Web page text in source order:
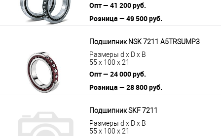
Опт — 41 200 руб.
Розница — 49 500 руб.
Подшипник NSK 7211 A5TRSUMP3
Размеры d x D x B
55 x 100 x 21
Опт — 24 000 руб.
Розница — 28 800 руб.
Подшипник SKF 7211
Размеры d x D x B
55 x 100 x 21